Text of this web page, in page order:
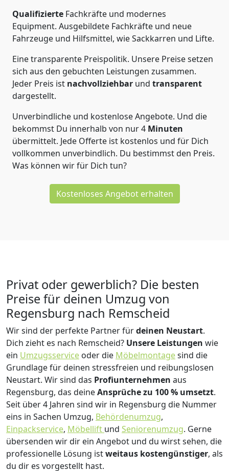
Qualifizierte Fachkräfte und modernes
Equipment. Ausgebildete Fachkräfte und neue
Fahrzeuge und Hilfsmittel, wie Sackkarren und Lifte.
Eine transparente Preispolitik. Unsere Preise setzen
sich aus den gebuchten Leistungen zusammen.
Jeder Preis ist nachvollziehbar und transparent
dargestellt.
Unverbindliche und kostenlose Angebote. Und die
bekommst Du innerhalb von nur4 Minuten
übermittelt. Jede Offerte ist kostenlos und für Dich
vollkommen unverbindlich. Du bestimmst den Preis.
Was können wir für Dich tun?
Kostenloses Angebot erhalten
Privat oder gewerblich? Die besten
Preise für deinen Umzug von
Regensburg nach Remscheid
Wir sind der perfekte Partner fürdeinen Neustart.
Dich zieht es nach Remscheid? Unsere Leistungen wie
ein Umzugsservice oder die Möbelmontagesind die
Grundlage für deinen stressfreien und reibungslosen
Neustart. Wir sind das Profiunternehmen aus
Regensburg, das deineAnsprüche zu 100 % umsetzt.
Seit über 4 Jahren sind wir in Regensburg die Nummer
eins in Sachen Umzug, Behördenumzug,
Einpackservice, Möbellift und Seniorenumzug. Gerne
übersenden wir dir ein Angebot und du wirst sehen, die
professionelle Lösung istweitaus kostengünstiger, als
du dir es vorgestellt hast.